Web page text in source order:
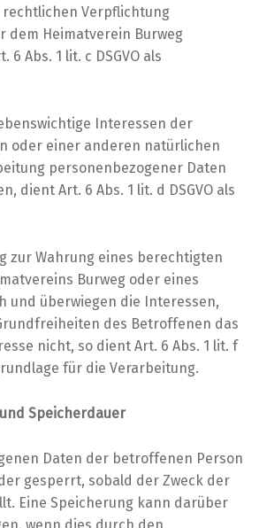
Verpflichtung
dem Heimatverein Burweg
Abs. 1 lit. c DSGVO als
Interessen der
oder einer anderen natürlichen
personenbezogener Daten
dient Art. 6 Abs. 1 lit. d DSGVO als
zur Wahrung eines berechtigten
Burweg oder eines
und überwiegen die Interessen,
des Betroffenen das
nicht, so dient Art. 6 Abs. 1 lit. f
für die Verarbeitung.
Speicherdauer
Daten der betroffenen Person
gesperrt, sobald der Zweck der
Eine Speicherung kann darüber